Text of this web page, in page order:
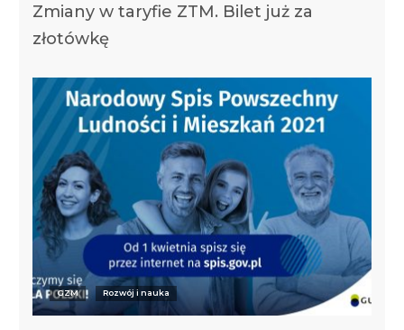
Zmiany w taryfie ZTM. Bilet już za
złotówkę
GZM Rozwój i nauka